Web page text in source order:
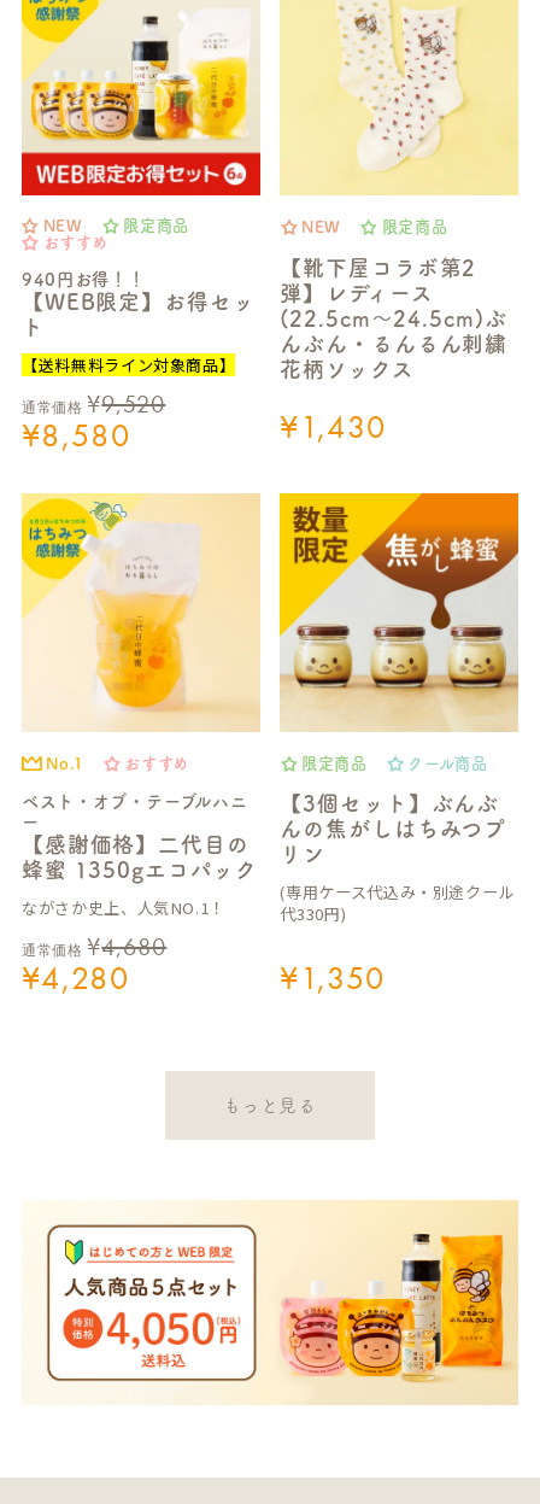
NEW
限定商品
おすすめ
940円お得！！
【WEB限定】お得セッ
ト
【送料無料ライン対象商品】
通常価格 ¥9,520
¥8,580
NEW 限定商品
【靴下屋コラボ第2
弾】レディース
(22.5cm～24.5cm)ぶ
んぶん・るんるん刺繍
花柄ソックス
¥1,430
No.1 おすすめ
ベスト・オブ・テーブルハニ
ー
【感謝価格】二代目の
蜂蜜 1350gエコパック
ながさか史上、人気NO.1！
通常価格 ¥4,680
¥4,280
限定商品 クール商品
【3個セット】ぶんぶ
んの焦がしはちみつプ
リン
(専用ケース代込み・別途クール
代330円)
¥1,350
もっと見る